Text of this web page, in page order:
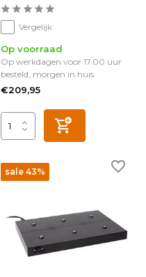
Vergelijk
Op voorraad
Op werkdagen voor 17.00 uur
besteld, morgen in huis
€209,95
sale 43%